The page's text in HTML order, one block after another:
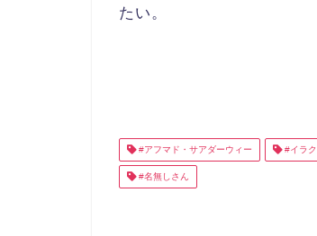
たい。
#アフマド・サアダーウィー #イラク
#名無しさん